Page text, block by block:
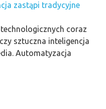
zastąpi tradycyjne
coraz
sztuczna inteligencja
Automatyzacja